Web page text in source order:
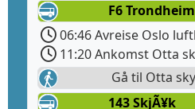
F6
06:46 Avreise Oslo
11:20 Ankomst Otta
Gå til Otta
143 SkjÃ¥k